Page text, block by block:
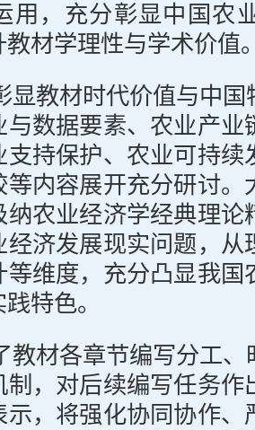
用，充分彰显中国农
材学理性与学术价值
显教材时代价值与中
与数据要素、农业产业
支持保护、农业可持续
等内容展开充分研讨。
纳农业经济学经典理论
经济发展现实问题，从
等维度，充分凸显我国
特色。
教材各章节编写分工
制，对后续编写任务作
示，将强化协同协作、